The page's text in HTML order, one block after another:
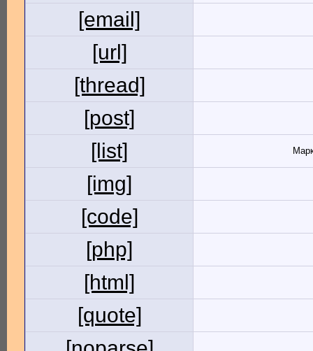
[email]
[url]
[thread]
[post]
[list]
[img]
[code]
[php]
[html]
[quote]